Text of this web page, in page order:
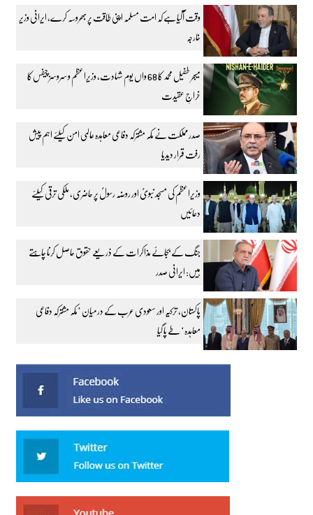
وقت آگیا ہے کہ امت مسلمہ اپنی طاقت پر بھروسہ کرے، ایرانی وزیر
خارجہ
میجر طفیل محمد کا 68 واں یوم شہادت، وزیراعظم و سروسز چیفس کا
خراجِ عقیدت
صدر مملکت نے مکہ مشترکہ دفاعی معاہدہ عالمی امن کیلئے اہم پیش
رفت قرار دیدیا
وزیراعظم کی مسجد نبویؐ اور روضہ رسولؐ پر حاضری، ملکی ترقی کیلئے
دعائیں
جنگ کے بجائے مذاکرات کے ذریعے حقوق حاصل کرنا چاہتے
ہیں: ایرانی صدر
پاکستان، ترکیہ اور سعودی عرب کے درمیان ’مکہ مشترکہ دفاعی
معاہدہ‘ طے پا گیا